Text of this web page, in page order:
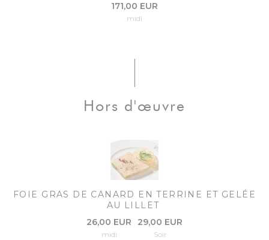
171,00 EUR
midi
Hors d'œuvre
FOIE GRAS DE CANARD EN TERRINE ET GELÉE
AU LILLET
26,00 EUR
midi
29,00 EUR
Soir